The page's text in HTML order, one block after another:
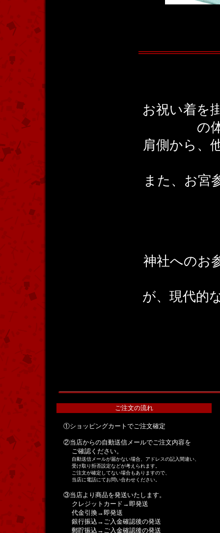
お祝い着を
の
肩側から、
また、お宮
神社へのお
が、現代的
ご注文の流れ
①ショッピングカートでご注文確定
②当店からの自動送信メールでご注文内容を
ご確認ください。
自動送信メールが届かない場合、アドレスの記入間違い、
受け取り拒否設定などが考えられます。
ご注文が確定してない場合もありますので、
当店に電話にてお問い合わせください。
③当店より商品を発送いたします。
クレジットカード→即発送
代金引換→即発送
銀行振込→ご入金確認後の発送
郵貯振込→ご入金確認後の発送